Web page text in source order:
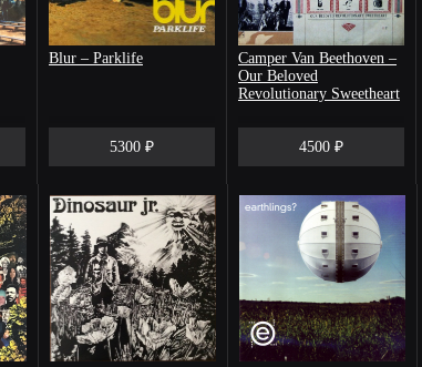
Blur – Parklife
5300 ₽
Camper Van Beethoven –
Our Beloved
Revolutionary Sweetheart
4500 ₽